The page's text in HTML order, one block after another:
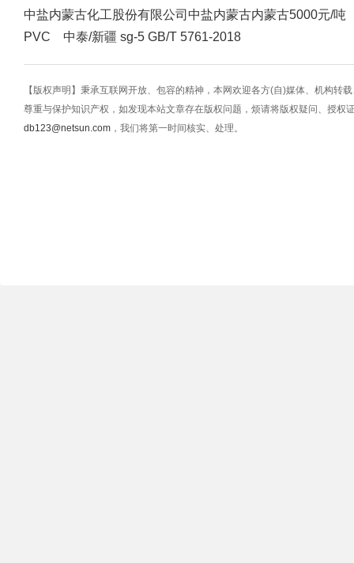
中盐内蒙古化工股份有限公司 中盐内蒙古内蒙古5000元/吨
PVC 中泰/新疆 sg-5 GB/T 5761-2018
【版权声明】秉承互联网开放、包容的精神，本网欢迎各方(自)媒体、机构转
尊重与保护知识产权，如发现本站文章存在版权问题，烦请将版权疑问、授权
db123@netsun.com ，我们将第一时间核实、处理。